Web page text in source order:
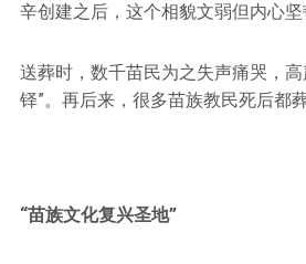
辛创建之后，这个相貌文弱但内心坚
送葬时，数千苗民为之失声痛哭，
铎”。再后来，很多苗族教民死后都
“苗族文化复兴圣地”